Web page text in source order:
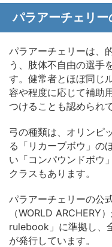
パラアーチェリ
パラアーチェリーは、
う、肢体不自由の選手
す。健常者とほぼ同じ
容や程度に応じて補助
つけることも認められ
弓の種類は、オリンピ
る「リカーブボウ」の
い「コンパウンドボウ
クラスもあります。
パラアーチェリーの公
（WORLD ARCHERY
rulebook」に準拠し、
が発行しています。